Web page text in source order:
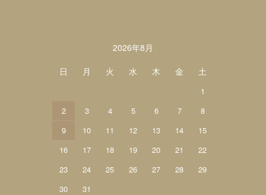
2026年8月
日
月 火 水 木 金 土
1
2
3 4 5 6 7
8
9
10 11 12 13 14
15
16
17 18 19 20 21
22
23
24 25 26 27 28
29
30
31